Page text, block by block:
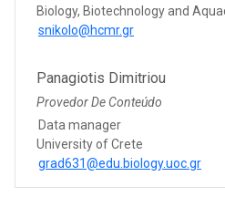
Biology, Biotechnology and
snikolo@hcmr.gr
Panagiotis Dimitriou
Provedor De Conteúdo
Data manager
University of Crete
grad631@edu.biology.uoc.gr